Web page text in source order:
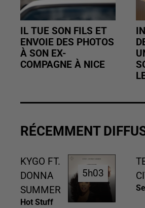
IL TUE SON FILS ET
ENVOIE DES PHOTOS
À SON EX-
COMPAGNE À NICE
RÉCEMMENT
KYGO FT.
DONNA
SUMMER
Hot Stuff
5h03
5h03